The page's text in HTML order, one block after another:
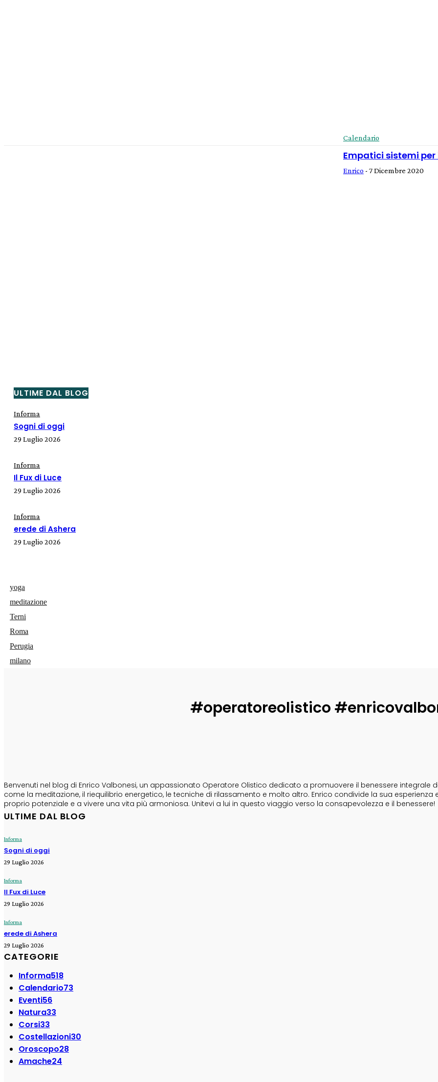
Calendario
Empatici sistemi per
Enrico - 7 Dicembre 2020
ULTIME DAL BLOG
Informa
Sogni di oggi
29 Luglio 2026
Informa
Il Fux di Luce
29 Luglio 2026
Informa
erede di Ashera
29 Luglio 2026
yoga
meditazione
Terni
Roma
Perugia
milano
#operatoreolistico
Benvenuti nel blog di Enrico Valbonesi, un appassionato Operatore Olistico dedicato a promuovere il benessere
come la meditazione, il riequilibrio energetico, le tecniche di rilassamento e molto altro. Enrico condivide la sua
proprio potenziale e a vivere una vita più armoniosa. Unitevi a lui in questo viaggio verso la consapevolezza e il benessere!
ULTIME DAL BLOG
Informa
Sogni di oggi
29 Luglio 2026
Informa
Il Fux di Luce
29 Luglio 2026
Informa
erede di Ashera
29 Luglio 2026
CATEGORIE
Informa518
Calendario73
Eventi56
Natura33
Corsi33
Costellazioni30
Oroscopo28
Amache24